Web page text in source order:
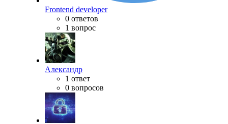
Frontend developer
0 ответов
1 вопрос
Александр
1 ответ
0 вопросов